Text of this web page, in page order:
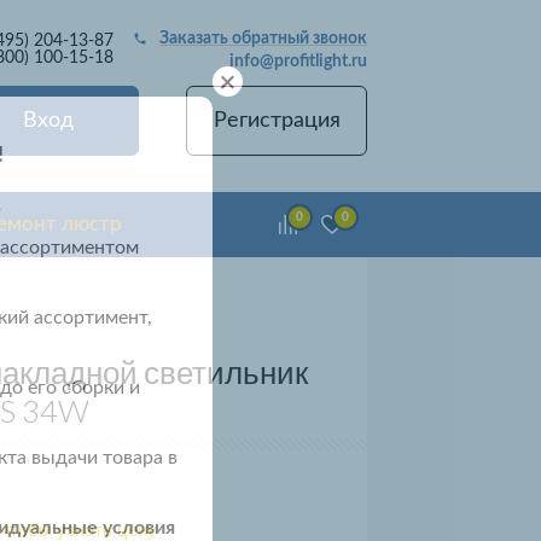
204-13-87
100-15-18
Заказать обратный звонок
info@profitlight.ru
Вход Регистрация
люстр 0 0
светильник
34W
узнать цену
+
ассортимент,
его сборки и
выдачи товара в
условия